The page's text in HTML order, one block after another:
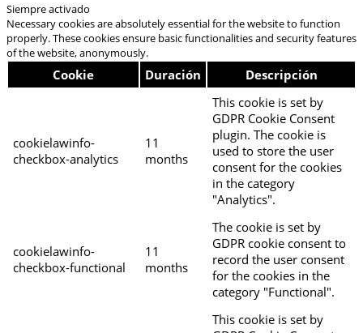
Siempre activado
Necessary cookies are absolutely essential for the website to function
properly. These cookies ensure basic functionalities and security features
of the website, anonymously.
Cookie Duración Descripción
cookielawinfo-
checkbox-analytics
11
months
This cookie is set by
GDPR Cookie Consent
plugin. The cookie is
used to store the user
consent for the cookies
in the category
"Analytics".
cookielawinfo-
checkbox-functional
11
months
The cookie is set by
GDPR cookie consent to
record the user consent
for the cookies in the
category "Functional".
This cookie is set by